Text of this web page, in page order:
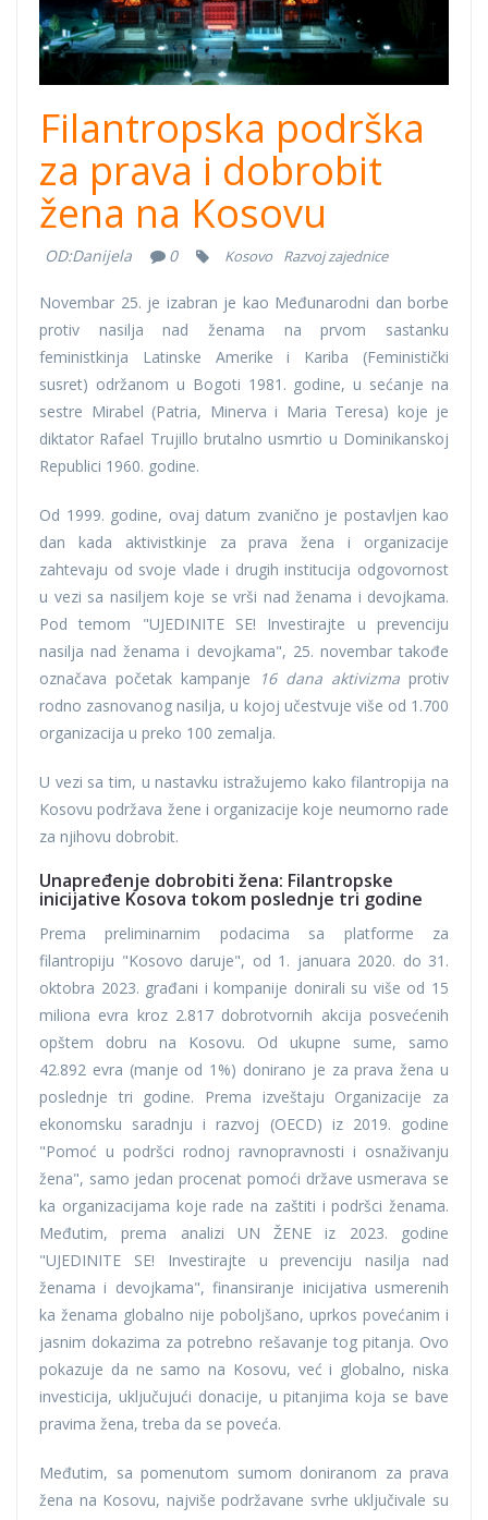
Filantropska podrška
za prava i dobrobit
žena na Kosovu
OD:Danijela 0 Kosovo Razvoj zajednice
Novembar 25. je izabran je kao Međunarodni dan borbe
protiv nasilja nad ženama na prvom sastanku
feministkinja Latinske Amerike i Kariba (Feministički
susret) održanom u Bogoti 1981. godine, u sećanje na
sestre Mirabel (Patria, Minerva i Maria Teresa) koje je
diktator Rafael Trujillo brutalno usmrtio u Dominikanskoj
Republici 1960. godine.
Od 1999. godine, ovaj datum zvanično je postavljen kao
dan kada aktivistkinje za prava žena i organizacije
zahtevaju od svoje vlade i drugih institucija odgovornost
u vezi sa nasiljem koje se vrši nad ženama i devojkama.
Pod temom "UJEDINITE SE! Investirajte u prevenciju
nasilja nad ženama i devojkama", 25. novembar takođe
označava početak kampanje 16 dana aktivizma protiv
rodno zasnovanog nasilja, u kojoj učestvuje više od 1.700
organizacija u preko 100 zemalja.
U vezi sa tim, u nastavku istražujemo kako filantropija na
Kosovu podržava žene i organizacije koje neumorno rade
za njihovu dobrobit.
Unapređenje dobrobiti žena: Filantropske
inicijative Kosova tokom poslednje tri godine
Prema preliminarnim podacima sa platforme za
filantropiju "Kosovo daruje", od 1. januara 2020. do 31.
oktobra 2023. građani i kompanije donirali su više od 15
miliona evra kroz 2.817 dobrotvornih akcija posvećenih
opštem dobru na Kosovu. Od ukupne sume, samo
42.892 evra (manje od 1%) donirano je za prava žena u
poslednje tri godine. Prema izveštaju Organizacije za
ekonomsku saradnju i razvoj (OECD) iz 2019. godine
"Pomoć u podršci rodnoj ravnopravnosti i osnaživanju
žena", samo jedan procenat pomoći države usmerava se
ka organizacijama koje rade na zaštiti i podršci ženama.
Međutim, prema analizi UN ŽENE iz 2023. godine
"UJEDINITE SE! Investirajte u prevenciju nasilja nad
ženama i devojkama", finansiranje inicijativa usmerenih
ka ženama globalno nije poboljšano, uprkos povećanim i
jasnim dokazima za potrebno rešavanje tog pitanja. Ovo
pokazuje da ne samo na Kosovu, već i globalno, niska
investicija, uključujući donacije, u pitanjima koja se bave
pravima žena, treba da se poveća.
Međutim, sa pomenutom sumom doniranom za prava
žena na Kosovu, najviše podržavane svrhe uključivale su